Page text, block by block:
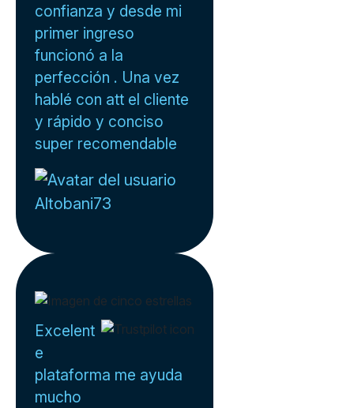
confianza y desde mi
primer ingreso
funcionó a la
perfección . Una vez
hablé con att el cliente
y rápido y conciso
super recomendable
Altobani73
Excelent
e
plataforma me ayuda
mucho